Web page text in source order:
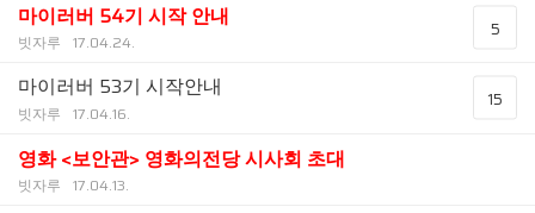
마이러버 54기 시작 안내
빗자루 17.04.24.
5
마이러버 53기 시작안내
빗자루 17.04.16.
15
영화 <보안관> 영화의전당 시사회 초대
빗자루 17.04.13.